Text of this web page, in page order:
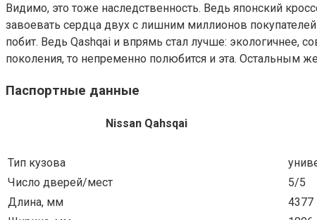
Видимо, это тоже наследственность. Ведь японский
завоевать сердца двух с лишним миллионов
побит. Ведь Qashqai и впрямь стал лучше: экологичнее,
поколения, то непременно полюбится и эта. Остальным
Паспортные данные
Nissan Qahsqai
Тип кузова
Число дверей/мест
5/5
Длина, мм
4377